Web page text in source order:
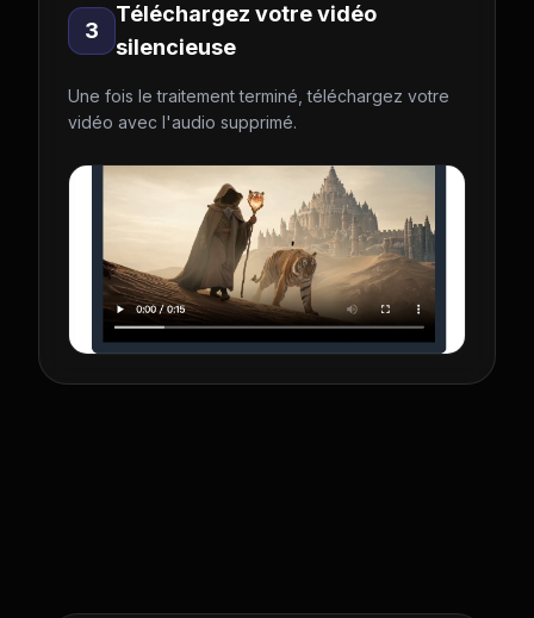
3
Téléchargez votre vidéo
silencieuse
Une fois le traitement terminé, téléchargez votre
vidéo avec l'audio supprimé.